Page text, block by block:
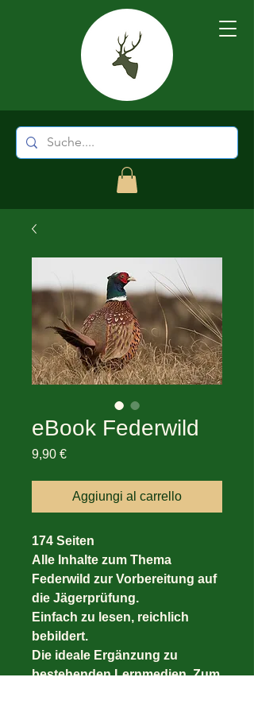
eBook Federwild
9,90 €Prezzo
Aggiungi al carrello
174 Seiten
Alle Inhalte zum Thema
Federwild zur Vorbereitung auf
die Jägerprüfung.
Einfach zu lesen, reichlich
bebildert.
Die ideale Ergänzung zu
bestehenden Lernmedien. Zum